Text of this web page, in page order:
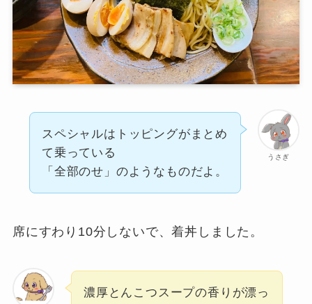
うさぎ
スペシャルはトッピングがまとめ
て乗っている
「全部のせ」のようなものだよ。
席にすわり10分しないで、着丼しました。
濃厚とんこつスープの香りが漂っ